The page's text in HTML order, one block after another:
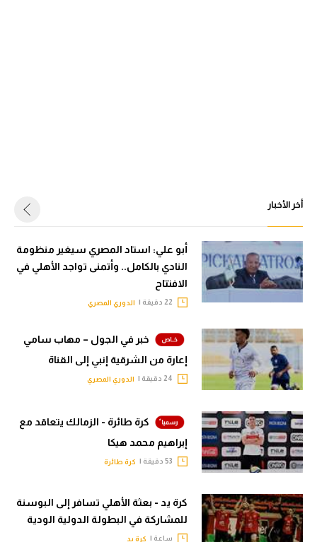
أخر الأخبار
أبو علي: استاد المصري سيغير منظومة
النادي بالكامل.. وأتمنى تواجد الأهلي في
الافتتاح
الدوري المصري
خبر في الجول – مهاب سامي
إعارة من الشرقية إنبي إلى القناة
الدوري المصري
كرة طائرة - الزمالك يتعاقد مع
إبراهيم محمد هيكا
كرة طائرة
كرة يد - بعثة الأهلي تسافر إلى البوسنة
للمشاركة في البطولة الدولية الودية
ساعة | كرة يد